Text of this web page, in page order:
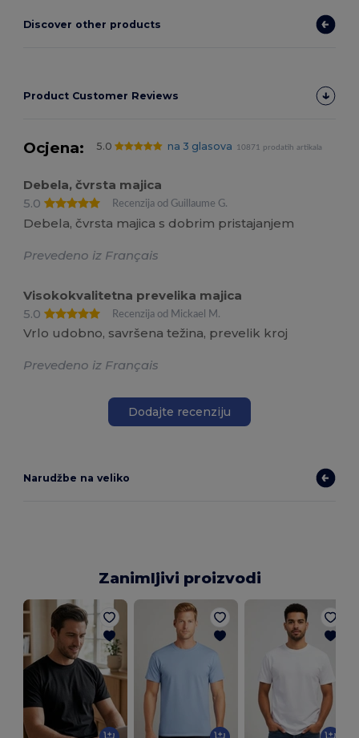
Discover other products
Product Customer Reviews
Ocjena: 5.0 na 3 glasova 10871 prodatih artikala
Debela, čvrsta majica
5.0
Recenzija od Guillaume G.
Debela, čvrsta majica s dobrim pristajanjem
Prevedeno iz Français
Visokokvalitetna prevelika majica
5.0
Recenzija od Mickael M.
Vrlo udobno, savršena težina, prevelik kroj
Prevedeno iz Français
Dodajte recenziju
Narudžbe na veliko
Zanimljivi proizvodi